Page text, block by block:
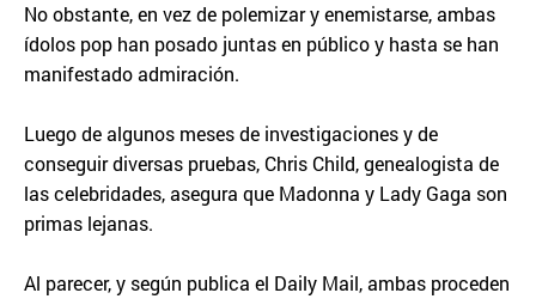
No obstante, en vez de polemizar y enemistarse, ambas
ídolos pop han posado juntas en público y hasta se han
manifestado admiración.
Luego de algunos meses de investigaciones y de
conseguir diversas pruebas, Chris Child, genealogista de
las celebridades, asegura que Madonna y Lady Gaga son
primas lejanas.
Al parecer, y según publica el Daily Mail, ambas proceden